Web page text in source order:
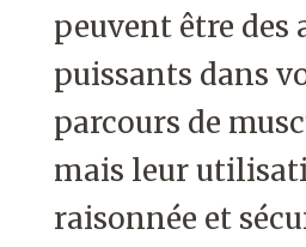
peuvent être des
puissants dans
parcours de
mais leur
raisonnée et